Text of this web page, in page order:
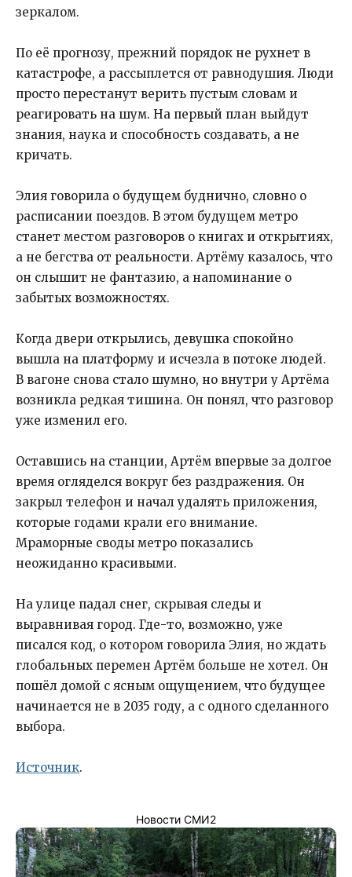
зеркалом.
По её прогнозу, прежний порядок не рухнет в
катастрофе, а рассыплется от равнодушия. Люди
просто перестанут верить пустым словам и
реагировать на шум. На первый план выйдут
знания, наука и способность создавать, а не
кричать.
Элия говорила о будущем буднично, словно о
расписании поездов. В этом будущем метро
станет местом разговоров о книгах и открытиях,
а не бегства от реальности. Артёму казалось, что
он слышит не фантазию, а напоминание о
забытых возможностях.
Когда двери открылись, девушка спокойно
вышла на платформу и исчезла в потоке людей.
В вагоне снова стало шумно, но внутри у Артёма
возникла редкая тишина. Он понял, что разговор
уже изменил его.
Оставшись на станции, Артём впервые за долгое
время огляделся вокруг без раздражения. Он
закрыл телефон и начал удалять приложения,
которые годами крали его внимание.
Мраморные своды метро показались
неожиданно красивыми.
На улице падал снег, скрывая следы и
выравнивая город. Где-то, возможно, уже
писался код, о котором говорила Элия, но ждать
глобальных перемен Артём больше не хотел. Он
пошёл домой с ясным ощущением, что будущее
начинается не в 2035 году, а с одного сделанного
выбора.
Источник.
Новости СМИ2